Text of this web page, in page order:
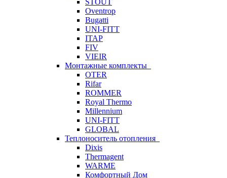
STOUT
Oventrop
Bugatti
UNI-FITT
ITAP
FIV
VIEIR
Монтажные комплекты
OTER
Rifar
ROMMER
Royal Thermo
Millennium
UNI-FITT
GLOBAL
Теплоноситель отопления
Dixis
Thermagent
WARME
Комфортный Дом